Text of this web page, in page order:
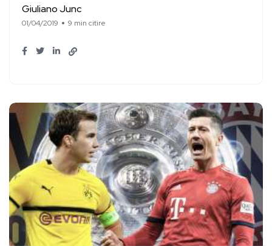
Giuliano Junc
01/04/2019 9 min citire